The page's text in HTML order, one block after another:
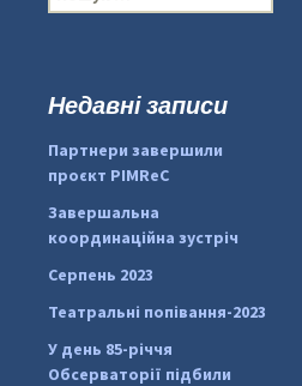
о
:Недавні записи
Партнери завершили
проєкт PIMReC
Завершальна
координаційна зустріч
Серпень 2023
Театральні попівання-2023
У день 85-річчя
Обсерваторії підбили